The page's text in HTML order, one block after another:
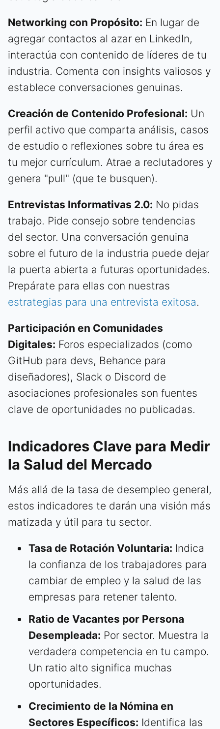
Networking con Propósito: En lugar de
agregar contactos al azar en LinkedIn,
interactúa con contenido de líderes de tu
industria. Comenta con insights valiosos y
establece conversaciones genuinas.
Creación de Contenido Profesional: Un
perfil activo que comparta análisis, casos
de estudio o reflexiones sobre tu área es
tu mejor currículum. Atrae a reclutadores y
genera "pull" (que te busquen).
Entrevistas Informativas 2.0: No pidas
trabajo. Pide consejo sobre tendencias
del sector. Una conversación genuina
sobre el futuro de la industria puede dejar
la puerta abierta a futuras oportunidades.
Prepárate para ellas con nuestras
estrategias para una entrevista exitosa.
Participación en Comunidades
Digitales: Foros especializados (como
GitHub para devs, Behance para
diseñadores), Slack o Discord de
asociaciones profesionales son fuentes
clave de oportunidades no publicadas.
Indicadores Clave para Medir
la Salud del Mercado
Más allá de la tasa de desempleo general,
estos indicadores te darán una visión más
matizada y útil para tu sector.
Tasa de Rotación Voluntaria: Indica
la confianza de los trabajadores para
cambiar de empleo y la salud de las
empresas para retener talento.
Ratio de Vacantes por Persona
Desempleada: Por sector. Muestra la
verdadera competencia en tu campo.
Un ratio alto significa muchas
oportunidades.
Crecimiento de la Nómina en
Sectores Específicos: Identifica las